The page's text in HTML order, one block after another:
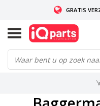
GRATIS
INDIEN VOORRADIG: